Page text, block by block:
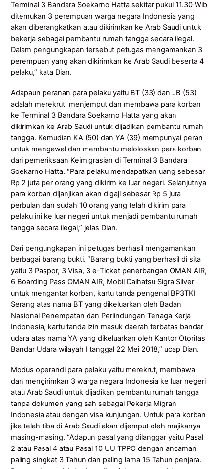
Terminal 3 Bandara Soekarno Hatta sekitar pukul 11.30 Wib
ditemukan 3 perempuan warga negara Indonesia yang
akan diberangkatkan atau dikirimkan ke Arab Saudi untuk
bekerja sebagai pembantu rumah tangga secara ilegal.
Dalam pengungkapan tersebut petugas mengamankan 3
perempuan yang akan dikirimkan ke Arab Saudi beserta 4
pelaku,” kata Dian.
Adapaun peranan para pelaku yaitu BT (33) dan JB (53)
adalah merekrut, menjemput dan membawa para korban
ke Terminal 3 Bandara Soekarno Hatta yang akan
dikirimkan ke Arab Saudi untuk dijadikan pembantu rumah
tangga. Kemudian KA (50) dan YA (39) mempunyai peran
untuk mengawal dan membantu meloloskan para korban
dari pemeriksaan Keimigrasian di Terminal 3 Bandara
Soekarno Hatta. “Para pelaku mendapatkan uang sebesar
Rp 2 juta per orang yang dikirim ke luar negeri. Selanjutnya
para korban dijanjikan akan digaji sebesar Rp 5 juta
perbulan dan sudah 10 orang yang telah dikirim para
pelaku ini ke luar negeri untuk menjadi pembantu rumah
tangga secara ilegal,” jelas Dian.
Dari pengungkapan ini petugas berhasil mengamankan
berbagai barang bukti. “Barang bukti yang berhasil di sita
yaitu 3 Paspor, 3 Visa, 3 e-Ticket penerbangan OMAN AIR,
6 Boarding Pass OMAN AIR, Mobil Daihatsu Sigra Silver
untuk mengantar korban, kartu tanda pengenal BP3TKI
Serang atas nama BT yang dikeluarkan oleh Badan
Nasional Penempatan dan Perlindungan Tenaga Kerja
Indonesia, kartu tanda izin masuk daerah terbatas bandar
udara atas nama YA yang dikeluarkan oleh Kantor Otoritas
Bandar Udara wilayah I tanggal 22 Mei 2018,” ucap Dian.
Modus operandi para pelaku yaitu merekrut, membawa
dan mengirimkan 3 warga negara Indonesia ke luar negeri
atau Arab Saudi untuk dijadikan pembantu rumah tangga
tanpa dokumen yang sah sebagai Pekerja Migran
Indonesia atau dengan visa kunjungan. Untuk para korban
jika telah tiba di Arab Saudi akan dijemput oleh majikanya
masing-masing. “Adapun pasal yang dilanggar yaitu Pasal
2 atau Pasal 4 atau Pasal 10 UU TPPO dengan ancaman
paling singkat 3 Tahun dan paling lama 15 Tahun penjara.